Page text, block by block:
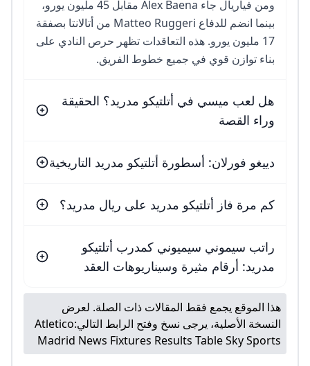
ومن فياريال جاء Álex Baena مقابل 45 مليون يورو،
بينما انضم للدفاع Matteo Ruggeri من أتالانتا بصفقة
17 مليون يورو. هذه التعاقدات تظهر حرص النادي على
بناء توازن قوي في جميع خطوط الفريق.
هل لعب ميسي في أتلتيكو مدريد؟ الحقيقة
وراء القصة
دييغو فورلان: أسطورة أتلتيكو مدريد التاريخية
كم مرة فاز أتلتيكو مدريد على ريال مدريد؟
راتب سيموني سيميوني كمدرب أتلتيكو
مدريد: أرقام مثيرة وسيناريوهات العقد
هذا الموقع يجمع فقط المقالات ذات الصلة. لعرض
النسخة الأصلية، يرجى نسخ وفتح الرابط التالي:Atletico
Madrid News Fixtures Results Table Sky Sports